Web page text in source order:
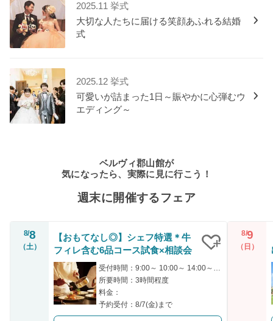
2025.11 挙式
大切な人たちに届ける笑顔あふれる結婚
式
2025.12 挙式
可愛いが詰まった1日～賑やかに心弾むウ
エディング～
ベルヴィ郡山館が
気になったら、実際に見に行こう！
週末に開催するフェア
8/8
（土）
【おもてなし◎】シェフ特選＊牛
フィレ含む6品コース試食×相談会
受付時間：9:00～ 10:00～ 14:00～ 15:00～ 17:00～
所要時間：3時間程度
料金：
予約受付：8/7(金)まで
8/9
（日）